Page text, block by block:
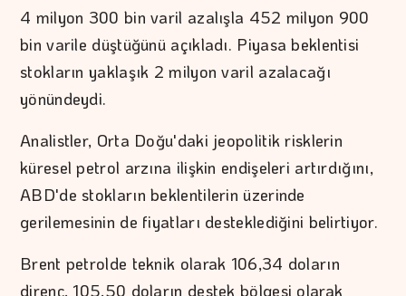
4 milyon 300 bin varil azalışla 452 milyon 900
bin varile düştüğünü açıkladı. Piyasa beklentisi
stokların yaklaşık 2 milyon varil azalacağı
yönündeydi.
Analistler, Orta Doğu'daki jeopolitik risklerin
küresel petrol arzına ilişkin endişeleri artırdığını,
ABD'de stokların beklentilerin üzerinde
gerilemesinin de fiyatları desteklediğini belirtiyor.
Brent petrolde teknik olarak 106,34 doların
direnç, 105,50 doların destek bölgesi olarak